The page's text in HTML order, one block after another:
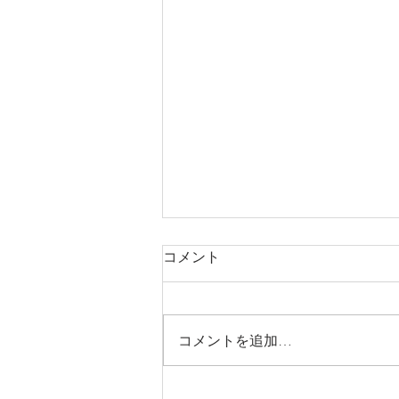
コメント
コメントを追加…